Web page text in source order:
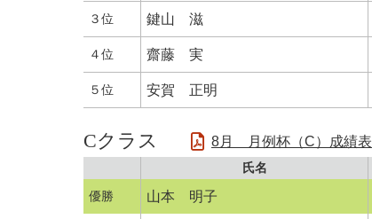
３位 鍵山 滋
４位 齋藤 実
５位 安賀 正明
Cクラス 8月 月例杯（C）成績表
氏名
優勝
山本 明子